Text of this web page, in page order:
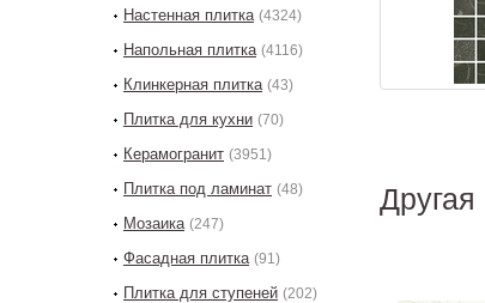
Настенная плитка (4324)
Напольная плитка (4116)
Клинкерная плитка (43)
Плитка для кухни (70)
Керамогранит (3951)
Плитка под ламинат (48)
Мозаика (247)
Фасадная плитка (91)
Плитка для ступеней (202)